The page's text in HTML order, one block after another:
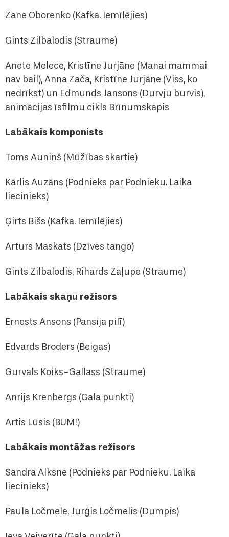
Zane Oborenko (Kafka. Iemīlējies)
Gints Zilbalodis (Straume)
Anete Melece, Kristīne Jurjāne (Manai mammai
nav bail), Anna Zača, Kristīne Jurjāne (Viss, ko
nedrīkst) un Edmunds Jansons (Durvju burvis),
animācijas īsfilmu cikls Brīnumskapis
Labākais komponists
Toms Auniņš (Mūžības skartie)
Kārlis Auzāns (Podnieks par Podnieku. Laika
liecinieks)
Ģirts Bišs (Kafka. Iemīlējies)
Arturs Maskats (Dzīves tango)
Gints Zilbalodis, Rihards Zaļupe (Straume)
Labākais skaņu režisors
Ernests Ansons (Pansija pilī)
Edvards Broders (Beigas)
Gurvals Koiks-Gallass (Straume)
Anrijs Krenbergs (Gala punkti)
Artis Lūsis (BUM!)
Labākais montāžas režisors
Sandra Alksne (Podnieks par Podnieku. Laika
liecinieks)
Paula Ločmele, Jurģis Ločmelis (Dumpis)